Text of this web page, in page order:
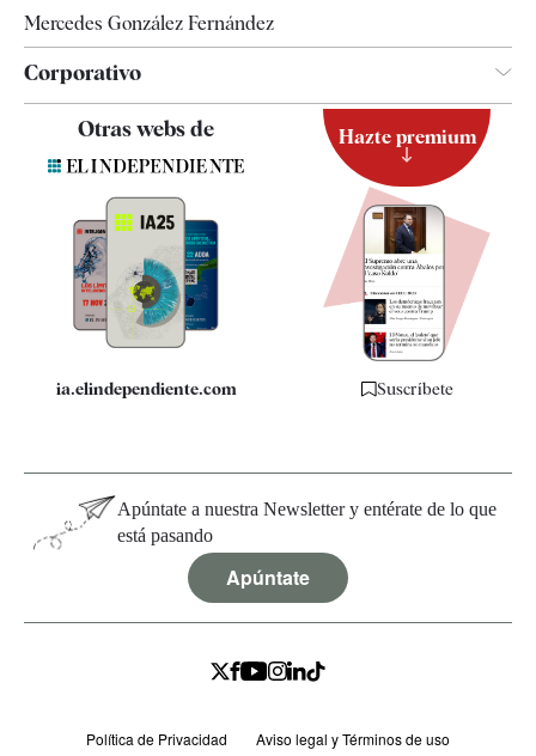
Mercedes González Fernández
Corporativo
Quiénes somos
Especificaciones
Otras webs de
ia.elindependiente.com
Hazte premium
Suscríbete
Apúntate a nuestra Newsletter y entérate de lo que
está pasando
Apúntate
Política de Privacidad Aviso legal y Términos de uso